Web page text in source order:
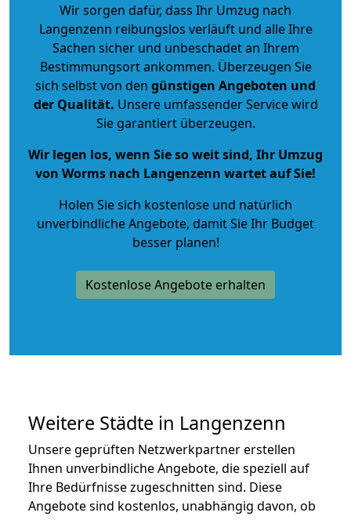
Wir sorgen dafür, dass Ihr Umzug nach
Langenzenn reibungslos verläuft und alle Ihre
Sachen sicher und unbeschadet an Ihrem
Bestimmungsort ankommen. Überzeugen Sie
sich selbst von den günstigen Angeboten und
der Qualität. Unsere umfassender Service wird
Sie garantiert überzeugen.
Wir legen los, wenn Sie so weit sind, Ihr Umzug
von Worms nach Langenzenn wartet auf Sie!
Holen Sie sich kostenlose und natürlich
unverbindliche Angebote, damit Sie Ihr Budget
besser planen!
Kostenlose Angebote erhalten
Weitere Städte in Langenzenn
Unsere geprüften Netzwerkpartner erstellen
Ihnen unverbindliche Angebote, die speziell auf
Ihre Bedürfnisse zugeschnitten sind. Diese
Angebote sind kostenlos, unabhängig davon, ob